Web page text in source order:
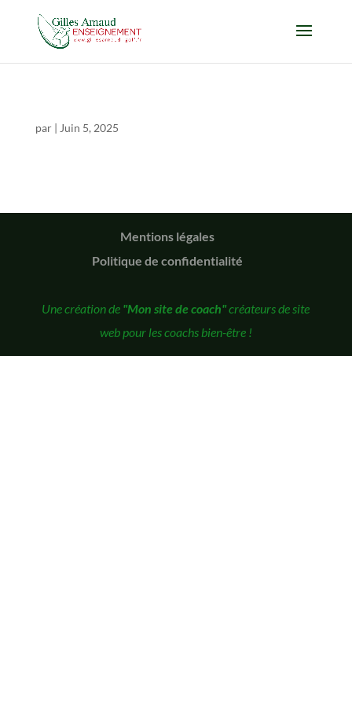
par | Juin 5, 2025
Mentions légales
Politique de confidentialité
Une création de "Mon site de coach"créateurs de site
web pour les coachs bien-être !